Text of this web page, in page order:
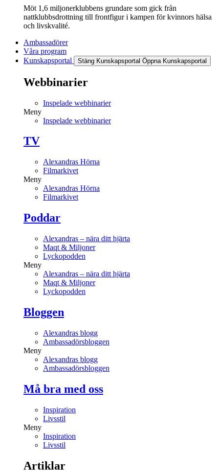
Möt 1,6 miljonerklubbens grundare som gick från
nattklubbsdrottning till frontfigur i kampen för kvinnors hälsa
och livskvalité.
Ambassadörer
Våra program
Kunskapsportal
Stäng Kunskapsportal Öppna Kunskapsportal
Webbinarier
Inspelade webbinarier
Meny
Inspelade webbinarier
TV
Alexandras Hörna
Filmarkivet
Meny
Alexandras Hörna
Filmarkivet
Poddar
Alexandras – nära ditt hjärta
Maqt & Miljoner
Lyckopodden
Meny
Alexandras – nära ditt hjärta
Maqt & Miljoner
Lyckopodden
Bloggen
Alexandras blogg
Ambassadörsbloggen
Meny
Alexandras blogg
Ambassadörsbloggen
Må bra med oss
Inspiration
Livsstil
Meny
Inspiration
Livsstil
Artiklar